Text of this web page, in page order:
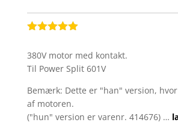
af 5
baseret på
melser
380V motor med kontakt.
Til Power Split 601V
Bemærk: Dette er "han" version,
af motoren.
("hun" version er varenr. 414676) …